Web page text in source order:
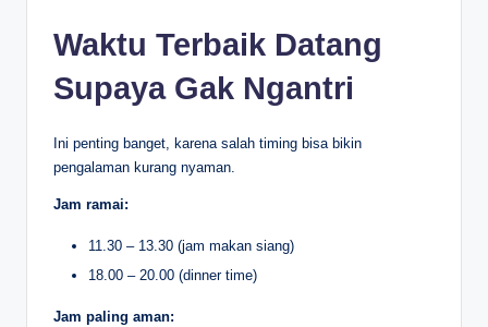
Waktu Terbaik Datang
Supaya Gak Ngantri
Ini penting banget, karena salah timing bisa bikin
pengalaman kurang nyaman.
Jam ramai:
11.30 – 13.30 (jam makan siang)
18.00 – 20.00 (dinner time)
Jam paling aman: